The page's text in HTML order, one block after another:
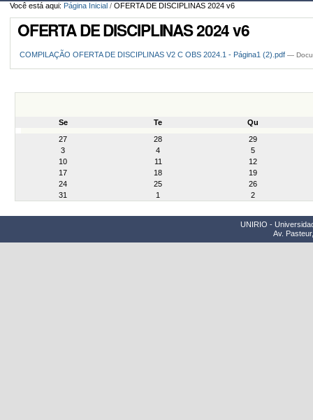
Você está aqui: Página Inicial / OFERTA DE DISCIPLINAS 2024 v6
OFERTA DE DISCIPLINAS 2024 v6
COMPILAÇÃO OFERTA DE DISCIPLINAS V2 C OBS 2024.1 - Página1 (2).pdf —
Se Te
Qu
27
28
29
3
4
5
10
11
12
17
18
19
24
25
26
31
1 2
UNIRIO -
Av.